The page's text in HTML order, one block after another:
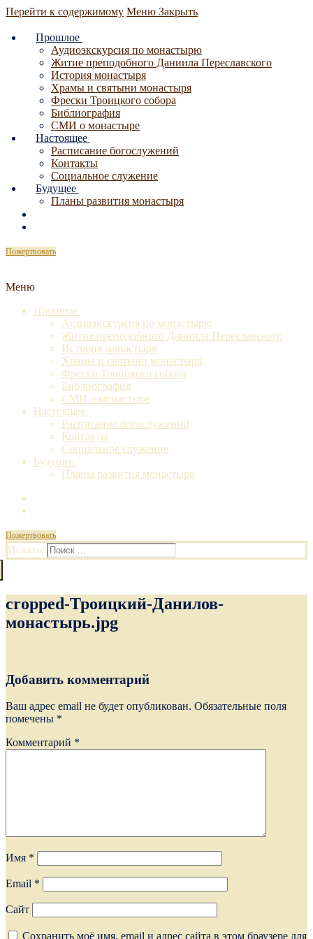
Перейти к содержимому Меню Закрыть
Прошлое
Аудиоэкскурсия по монастырю
Житие преподобного Даниила Переславского
История монастыря
Храмы и святыни монастыря
Фрески Троицкого собора
Библиография
СМИ о монастыре
Настоящее
Расписание богослужений
Контакты
Социальное служение
Будущее
Планы развития монастыря
Пожертвовать
Меню
Прошлое
Аудиоэкскурсия по монастырю
Житие преподобного Даниила Переславского
История монастыря
Храмы и святыни монастыря
Фрески Троицкого собора
Библиография
СМИ о монастыре
Настоящее
Расписание богослужений
Контакты
Социальное служение
Будущее
Планы развития монастыря
Пожертвовать
Искать:
cropped-Троицкий-Данилов-
монастырь.jpg
Добавить комментарий
Ваш адрес email не будет опубликован. Обязательные поля
помечены *
Комментарий *
Имя *
Email *
Сайт
Сохранить моё имя, email и адрес сайта в этом браузере для